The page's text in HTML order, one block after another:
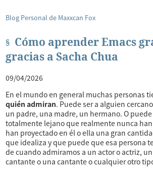
Blog Personal de Maxxcan Fox
Cómo aprender Emacs
gracias a Sacha Chua
09/04/2026
En el mundo en general muchas personas
quién admiran. Puede ser a alguien
un padre, una madre, un hermano. O
totalmente lejano que realmente nunca
han proyectado en él o ella una gran
que idealiza y que puede que esa persona
de cuando admiramos a un actor o actriz,
cantante o una cantante o cualquier otro